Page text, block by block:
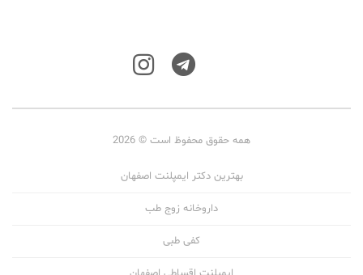
همه حقوق محفوظ است © 2026
بهترین دکتر ایمپلنت اصفهان
داروخانه زوج طب
کفی طبی